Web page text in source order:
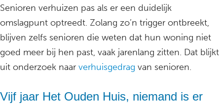
Senioren verhuizen pas als er een duidelijk
omslagpunt optreedt. Zolang zo’n trigger ontbreekt,
blijven zelfs senioren die weten dat hun woning niet
goed meer bij hen past, vaak jarenlang zitten. Dat blijkt
uit onderzoek naar verhuisgedrag van senioren.
Vijf jaar Het Ouden Huis, niemand is er